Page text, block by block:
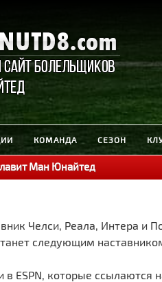
КОМАНДА СЕЗОН
Ман Юнайтед
Челси, Реала, Интера и
следующим
в ESPN, которые ссылаются